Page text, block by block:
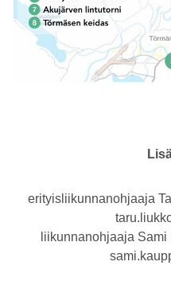
erityisliikunnanohjaaja
liikunnanohjaaja